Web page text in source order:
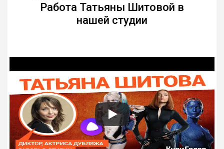
Работа Татьяны Шитовой в
нашей студии